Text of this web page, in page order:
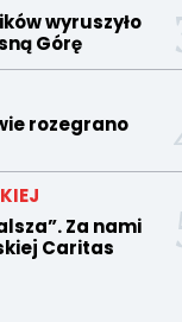
wyruszyło
Górę
rozegrano
Za nami
Caritas